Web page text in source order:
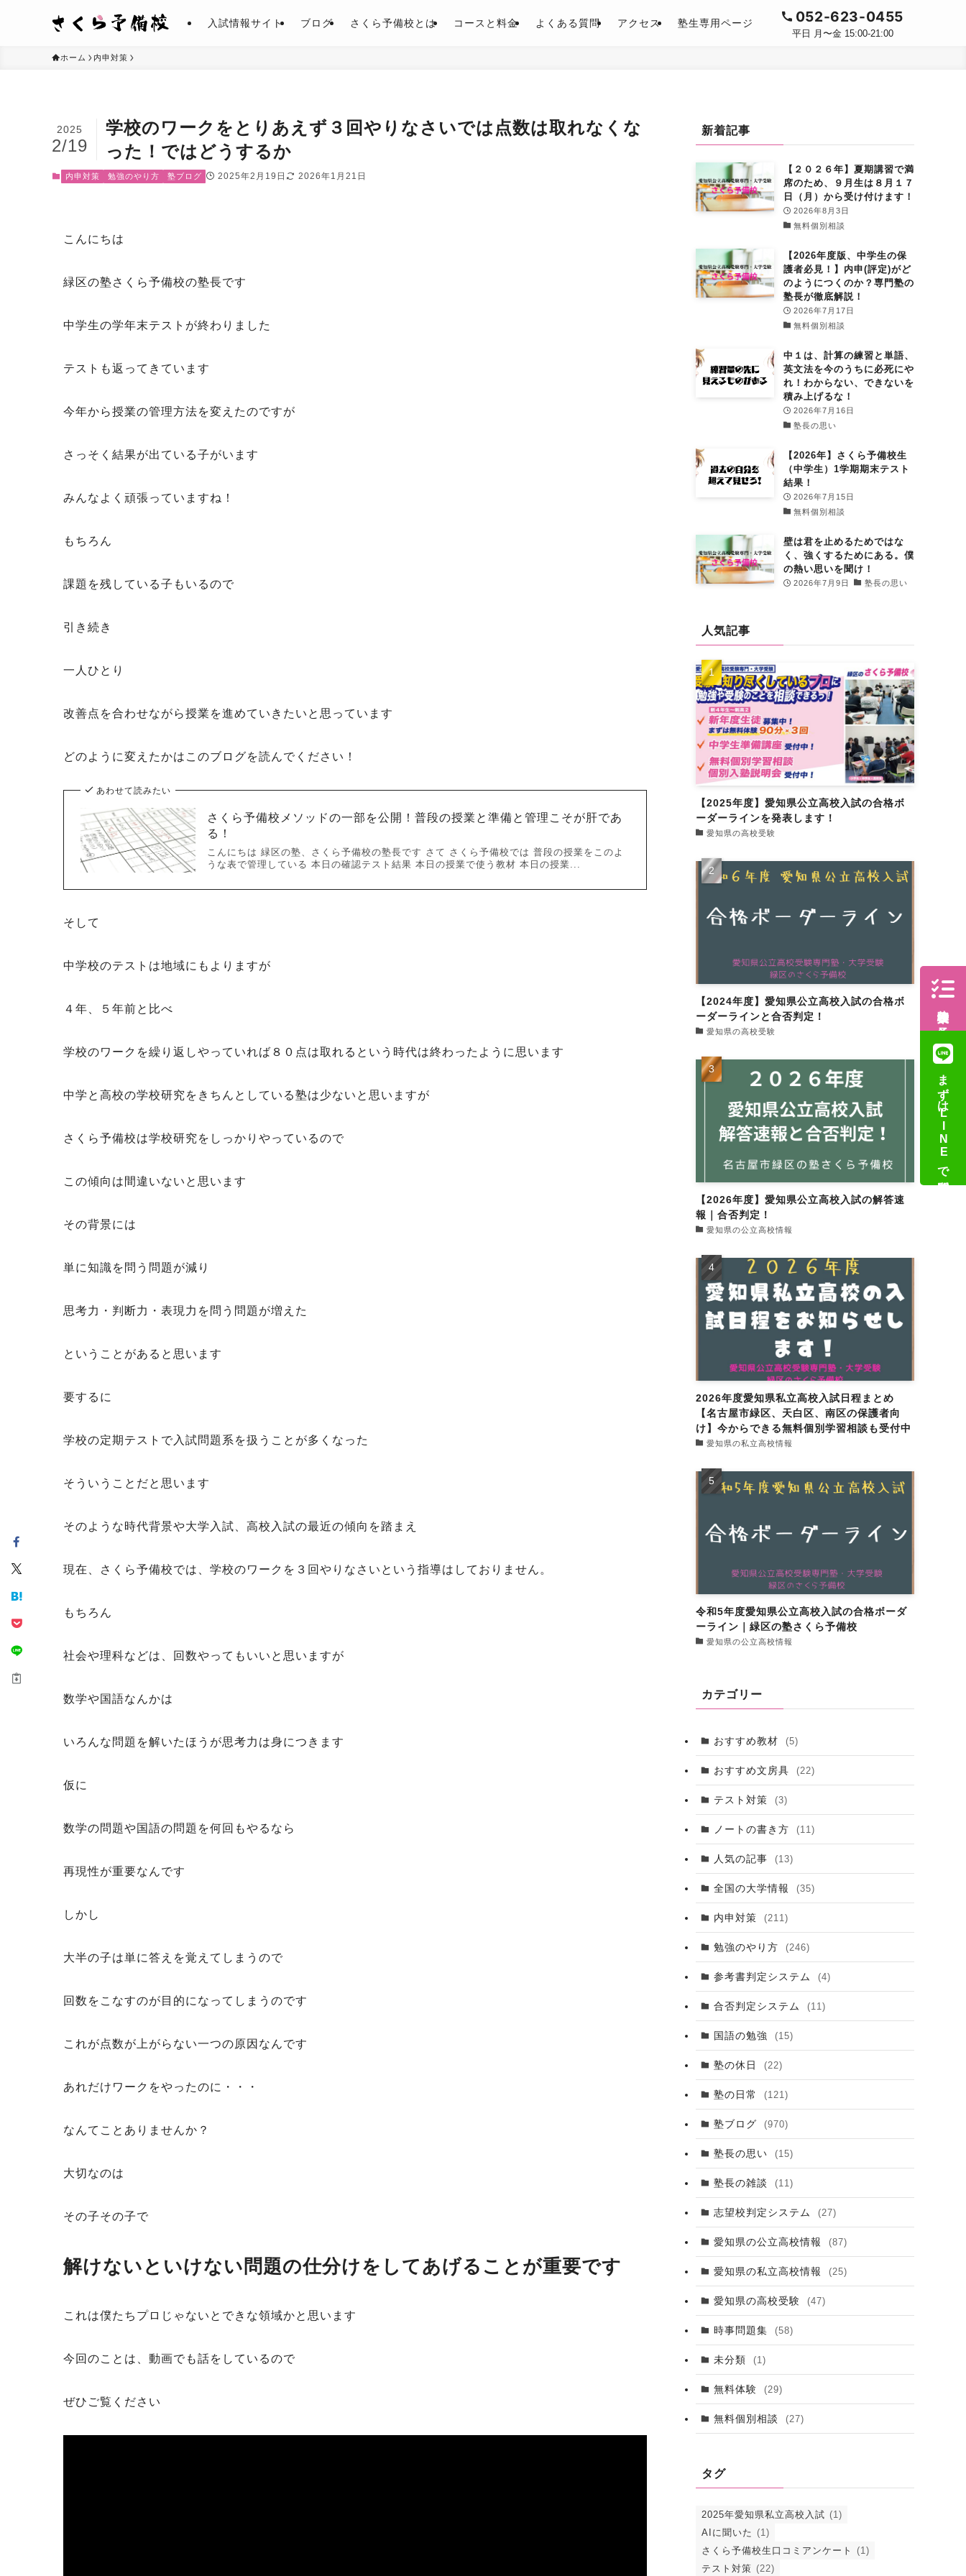
入試情報サイト ブログ さくら予備校とは コースと料金 よくある質問 アクセス 塾生専用ページ 052-623-0455
平日 月〜金 15:00-21:00
ホーム 内申対策
学校のワークをとりあえず３回やりなさいでは点数は取れなくな
った！ではどうするか
2025
2/19
内申対策 勉強のやり方 塾ブログ 2025年2月19日 2026年1月21日
こんにちは
緑区の塾さくら予備校の塾長です
中学生の学年末テストが終わりました
テストも返ってきています
今年から授業の管理方法を変えたのですが
さっそく結果が出ている子がいます
みんなよく頑張っていますね！
もちろん
課題を残している子もいるので
引き続き
一人ひとり
改善点を合わせながら授業を進めていきたいと思っています
どのように変えたかはこのブログを読んでください！
あわせて読みたい
さくら予備校メソッドの一部を公開！普段の授業と準備と管理こそが肝であ
る！
こんにちは 緑区の塾、さくら予備校の塾長です さて さくら予備校では 普段の授業をこのよ
うな表で管理している 本日の確認テスト結果 本日の授業で使う教材 本日の授業...
そして
中学校のテストは地域にもよりますが
４年、５年前と比べ
学校のワークを繰り返しやっていれば８０点は取れるという時代は終わったように思います
中学と高校の学校研究をきちんとしている塾は少ないと思いますが
さくら予備校は学校研究をしっかりやっているので
この傾向は間違いないと思います
その背景には
単に知識を問う問題が減り
思考力・判断力・表現力を問う問題が増えた
ということがあると思います
要するに
学校の定期テストで入試問題系を扱うことが多くなった
そういうことだと思います
そのような時代背景や大学入試、高校入試の最近の傾向を踏まえ
現在、さくら予備校では、学校のワークを３回やりなさいという指導はしておりません。
もちろん
社会や理科などは、回数やってもいいと思いますが
数学や国語なんかは
いろんな問題を解いたほうが思考力は身につきます
仮に
数学の問題や国語の問題を何回もやるなら
再現性が重要なんです
しかし
大半の子は単に答えを覚えてしまうので
回数をこなすのが目的になってしまうのです
これが点数が上がらない一つの原因なんです
あれだけワークをやったのに・・・
なんてことありませんか？
大切なのは
その子その子で
解けないといけない問題の仕分けをしてあげることが重要です
これは僕たちプロじゃないとできな領域かと思います
今回のことは、動画でも話をしているので
ぜひご覧ください
新着記事
【２０２６年】夏期講習で満
席のため、９月生は８月１７
日（月）から受け付けます！
2026年8月3日
無料個別相談
【2026年度版、中学生の保
護者必見！】内申(評定)がど
のようにつくのか？専門塾の
塾長が徹底解説！
2026年7月17日
無料個別相談
中１は、計算の練習と単語、
英文法を今のうちに必死にや
れ！わからない、できないを
積み上げるな！
2026年7月16日
塾長の思い
【2026年】さくら予備校生
（中学生）1学期期末テスト
結果！
2026年7月15日
無料個別相談
壁は君を止めるためではな
く、強くするためにある。僕
の熱い思いを聞け！
2026年7月9日 塾長の思い
人気記事
【2025年度】愛知県公立高校入試の合格ボ
ーダーラインを発表します！
愛知県の高校受験
【2024年度】愛知県公立高校入試の合格ボ
ーダーラインと合否判定！
愛知県の高校受験
【2026年度】愛知県公立高校入試の解答速
報｜合否判定！
愛知県の公立高校情報
2026年度愛知県私立高校入試日程まとめ
【名古屋市緑区、天白区、南区の保護者向
け】今からできる無料個別学習相談も受付中
愛知県の私立高校情報
令和5年度愛知県公立高校入試の合格ボーダ
ーライン｜緑区の塾さくら予備校
愛知県の公立高校情報
カテゴリー
おすすめ教材 (5)
おすすめ文房具 (22)
テスト対策 (3)
ノートの書き方 (11)
人気の記事 (13)
全国の大学情報 (35)
内申対策 (211)
勉強のやり方 (246)
参考書判定システム (4)
合否判定システム (11)
国語の勉強 (15)
塾の休日 (22)
塾の日常 (121)
塾ブログ (970)
塾長の思い (15)
塾長の雑談 (11)
志望校判定システム (27)
愛知県の公立高校情報 (87)
愛知県の私立高校情報 (25)
愛知県の高校受験 (47)
時事問題集 (58)
未分類 (1)
無料体験 (29)
無料個別相談 (27)
タグ
2025年愛知県私立高校入試 (1)
AIに聞いた (1)
さくら予備校生口コミアンケート
(1)
テスト対策 (22)
体験授業の予約
まずはLINEで質問